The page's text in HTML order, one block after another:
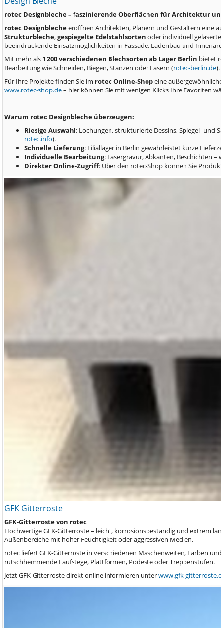
rotec Designbleche – faszinierende Oberflächen für Architektur
rotec Designblecheeröffnen Architekten, Planern und Gestaltern eine
Strukturbleche,gespiegelte Edelstahlsorten oder individuell
beeindruckende Einsatzmöglichkeiten in Fassade, Ladenbau und
Mit mehr als 1 200 verschiedenen Blechsorten ab Lager Berlin bietet
Bearbeitung wie Schneiden, Biegen, Stanzen oder Lasern (rotec-berlin.de).
Für Ihre Projekte finden Sie im rotec Online‑Shopeine
www.rotec‑shop.de– hier können Sie mit wenigen Klicks Ihre Favoriten
Warum rotec Designbleche überzeugen:
Riesige Auswahl: Lochungen, strukturierte Dessins, Spiegel-
rotec.info).
Schnelle Lieferung: Filiallager in Berlin gewährleistet kurze
Individuelle Bearbeitung: Lasergravur, Abkanten, Beschichten
Direkter Online-Zugriff: Über den rotec-Shop können Sie
GFK Gitterroste
GFK-Gitterroste von rotec
Hochwertige GFK-Gitterroste – leicht, korrosionsbeständig und extrem
Außenbereiche mit hoher Feuchtigkeit oder aggressiven Medien.
rotec liefert GFK-Gitterroste in verschiedenen Maschenweiten, Farben
rutschhemmende Laufstege, Plattformen, Podeste oder Treppenstufen.
Jetzt GFK-Gitterroste direkt online informieren unterwww.gfk-